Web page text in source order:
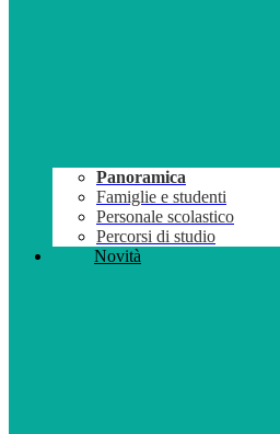
Panoramica
Famiglie e studenti
Personale scolastico
Percorsi di studio
Novità